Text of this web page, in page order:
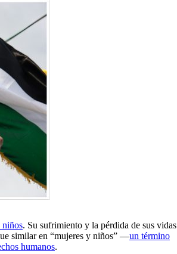
niños. Su sufrimiento y la pérdida de sus vidas
similar en “mujeres y niños” —un término
humanos.